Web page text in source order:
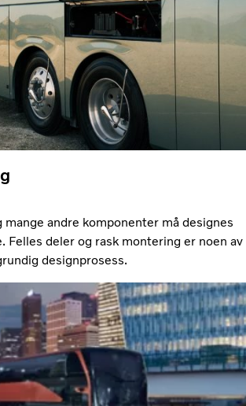
mange andre komponenter må designes
Felles deler og rask montering er noen av
designprosess.